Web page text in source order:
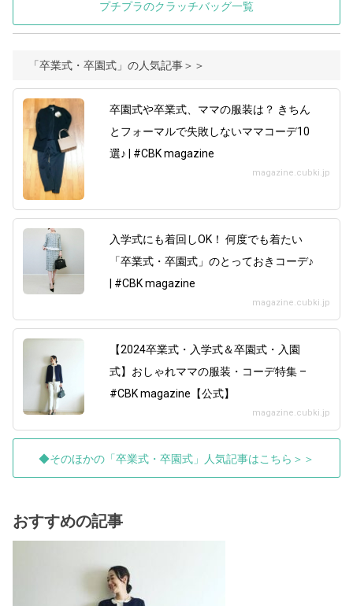
プチプラのクラッチバッグ一覧
「卒業式・卒園式」の人気記事＞＞
卒園式や卒業式、ママの服装は？ きちん
とフォーマルで失敗しないママコーデ10
選♪ | #CBK magazine
magazine.cubki.jp
入学式にも着回しOK！ 何度でも着たい
「卒業式・卒園式」のとっておきコーデ♪
| #CBK magazine
magazine.cubki.jp
【2024卒業式・入学式＆卒園式・入園
式】おしゃれママの服装・コーデ特集 –
#CBK magazine【公式】
magazine.cubki.jp
◆そのほかの「卒業式・卒園式」人気記事はこちら＞＞
おすすめの記事